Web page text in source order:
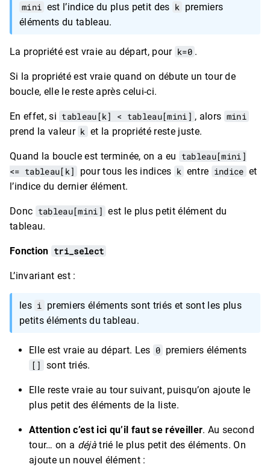
mini est l’indice du plus petit des k premiers
éléments du tableau.
La propriété est vraie au départ, pour k=0 .
Si la propriété est vraie quand on débute un tour de
boucle, elle le reste après celui-ci.
En effet, si tableau[k] < tableau[mini] , alors mini
prend la valeur k et la propriété reste juste.
Quand la boucle est terminée, on a eu tableau[mini]
<= tableau[k]
pour tous les indices k entre indice et
l’indice du dernier élément.
Donc tableau[mini] est le plus petit élément du
tableau.
Fonction tri_select
L’invariant est :
les i premiers éléments sont triés et sont les plus
petits éléments du tableau.
Elle est vraie au départ. Les 0 premiers éléments
[] sont triés.
Elle reste vraie au tour suivant, puisqu’on ajoute le
plus petit des éléments de la liste.
Attention c’est ici qu’il faut se réveiller. Au second
tour… on a déjàtrié le plus petit des éléments. On
ajoute un nouvel élément :